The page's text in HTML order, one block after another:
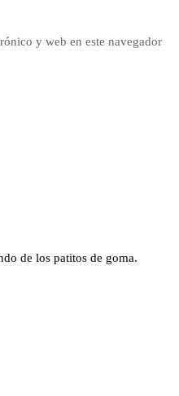
y web en este navegador
de los patitos de goma.